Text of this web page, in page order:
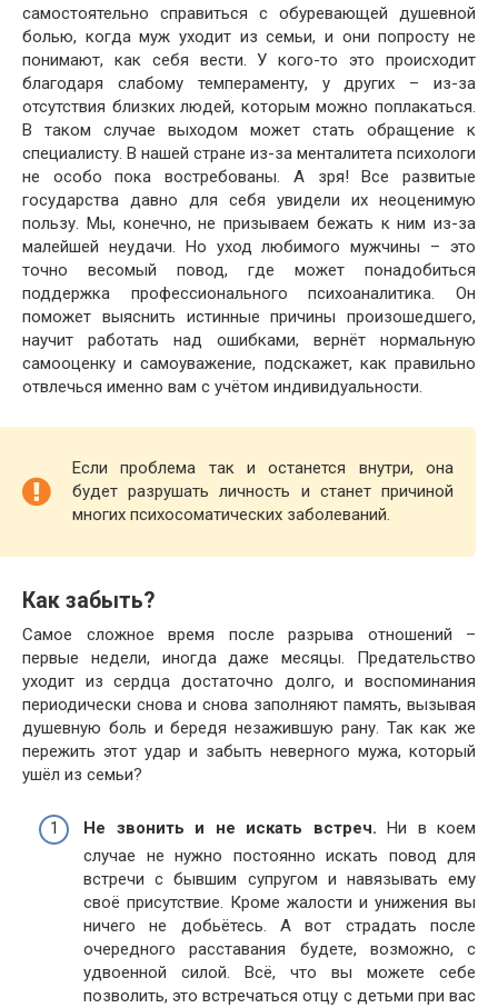
самостоятельно справиться с обуревающей душевной
болью, когда муж уходит из семьи, и они попросту не
понимают, как себя вести. У кого-то это происходит
благодаря слабому темпераменту, у других – из-за
отсутствия близких людей, которым можно поплакаться.
В таком случае выходом может стать обращение к
специалисту. В нашей стране из-за менталитета психологи
не особо пока востребованы. А зря! Все развитые
государства давно для себя увидели их неоценимую
пользу. Мы, конечно, не призываем бежать к ним из-за
малейшей неудачи. Но уход любимого мужчины – это
точно весомый повод, где может понадобиться
поддержка профессионального психоаналитика. Он
поможет выяснить истинные причины произошедшего,
научит работать над ошибками, вернёт нормальную
самооценку и самоуважение, подскажет, как правильно
отвлечься именно вам с учётом индивидуальности.
Если проблема так и останется внутри, она
будет разрушать личность и станет причиной
многих психосоматических заболеваний.
Как забыть?
Самое сложное время после разрыва отношений –
первые недели, иногда даже месяцы. Предательство
уходит из сердца достаточно долго, и воспоминания
периодически снова и снова заполняют память, вызывая
душевную боль и бередя незажившую рану. Так как же
пережить этот удар и забыть неверного мужа, который
ушёл из семьи?
Не звонить и не искать встреч. Ни в коем
случае не нужно постоянно искать повод для
встречи с бывшим супругом и навязывать ему
своё присутствие. Кроме жалости и унижения вы
ничего не добьётесь. А вот страдать после
очередного расставания будете, возможно, с
удвоенной силой. Всё, что вы можете себе
позволить, это встречаться отцу с детьми при вас